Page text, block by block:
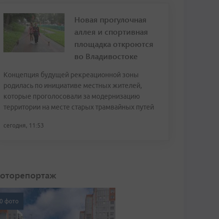
Новая прогулочная
аллея и спортивная
площадка откроются
во Владивостоке
Концепция будущей рекреационной зоны
родилась по инициативе местных жителей,
которые проголосовали за модернизацию
территории на месте старых трамвайных путей
сегодня, 11:53
фото